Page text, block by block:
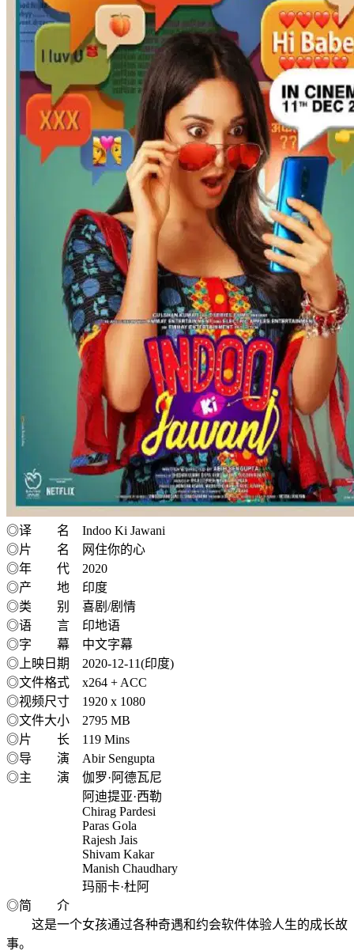
◎译 名 Indoo Ki Jawani
◎片 名 网住你的心
◎年 代 2020
◎产 地 印度
◎类 别 喜剧/剧情
◎语 言 印地语
◎字 幕 中文字幕
◎上映日期 2020-12-11(印度)
◎文件格式 x264 + ACC
◎视频尺寸 1920 x 1080
◎文件大小 2795 MB
◎片 长 119 Mins
◎导 演 Abir Sengupta
◎主 演 伽罗·阿德瓦尼
阿迪提亚·西勒
Chirag Pardesi
Paras Gola
Rajesh Jais
Shivam Kakar
Manish Chaudhary
玛丽卡·杜阿
◎简 介
这是一个女孩通过各种奇遇和约会软件体验人生的成长故
事。